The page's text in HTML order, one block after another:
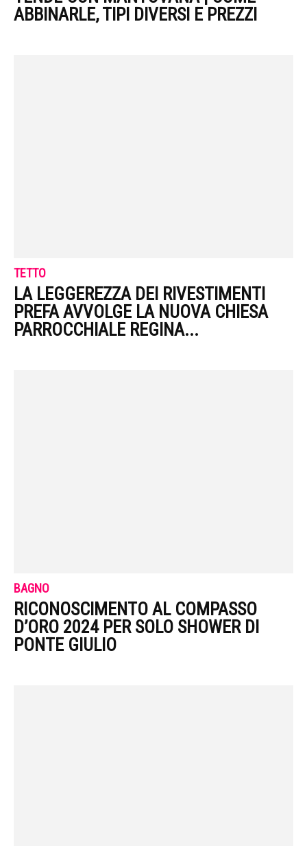
ABBINARLE, TIPI DIVERSI E PREZZI
TETTO
LA LEGGEREZZA DEI RIVESTIMENTI
PREFA AVVOLGE LA NUOVA CHIESA
PARROCCHIALE REGINA...
BAGNO
RICONOSCIMENTO AL COMPASSO
D’ORO 2024 PER SOLO SHOWER DI
PONTE GIULIO